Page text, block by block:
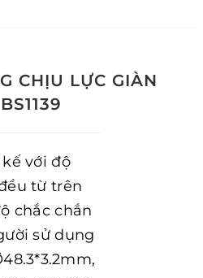
CHỊU LỰC GIÀN
với độ
từ trên
chắc chắn
sử dụng